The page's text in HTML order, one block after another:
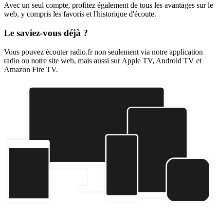
Avec un seul compte, profitez également de tous les avantages sur le
web, y compris les favoris et l'historique d'écoute.
Le saviez-vous déjà ?
Vous pouvez écouter radio.fr non seulement via notre application
radio ou notre site web, mais aussi sur Apple TV, Android TV et
Amazon Fire TV.